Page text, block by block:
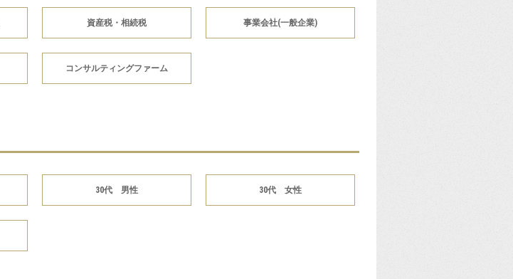
資産税・相続税 事業会社(一般企業)
コンサルティングファーム
30代 男性 30代 女性